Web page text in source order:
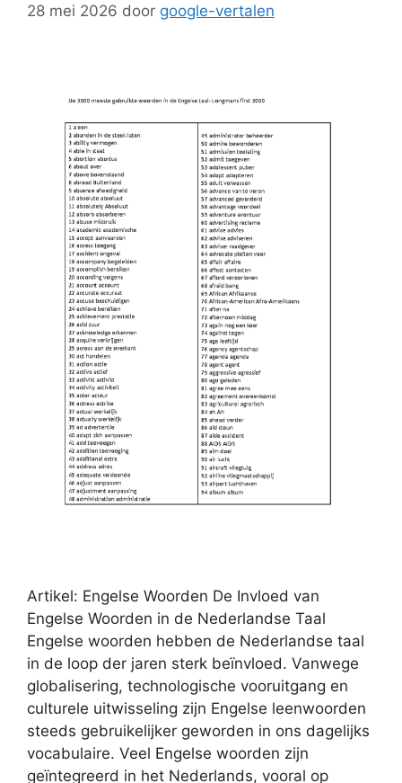
28 mei 2026 door google-vertalen
Artikel: Engelse Woorden De Invloed van
Engelse Woorden in de Nederlandse Taal
Engelse woorden hebben de Nederlandse taal
in de loop der jaren sterk beïnvloed. Vanwege
globalisering, technologische vooruitgang en
culturele uitwisseling zijn Engelse leenwoorden
steeds gebruikelijker geworden in ons dagelijks
vocabulaire. Veel Engelse woorden zijn
geïntegreerd in het Nederlands, vooral op